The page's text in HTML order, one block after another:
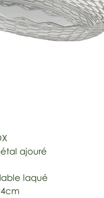
ajouré
laqué